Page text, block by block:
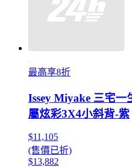
最高享8折
Issey Miyake 三宅
屬炫彩3X4小斜背-紫
$11,105
(售價已折)
$13,882